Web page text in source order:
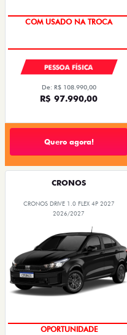
COM USADO NA TROCA
PESSOA FÍSICA
De: R$ 108.990,00
R$ 97.990,00
Quero agora!
CRONOS
CRONOS DRIVE 1.0 FLEX 4P 2027
2026/2027
OPORTUNIDADE